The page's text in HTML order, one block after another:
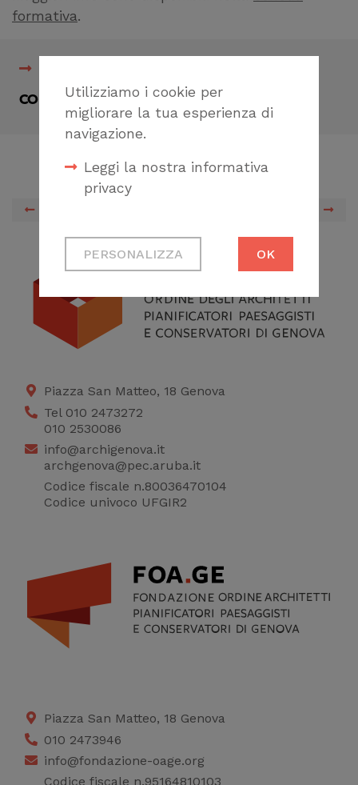
Utilizziamo i cookie per
migliorare la tua esperienza di
navigazione.
Leggi la nostra informativa
privacy
Cookie tecnici
Necessari per
correttamente del
sito
Ci permettono di
raccogliere dati
statistici su di te per
migliorare il servizio
PERSONALIZZA OK
formativa.
CONDIVIDI
Piazza San Matteo, 18 Genova
Tel 010 2473272
010 2530086
info@archigenova.it
archgenova@pec.aruba.it
Codice fiscale n.80036470104
Codice univoco UFGIR2
Piazza San Matteo, 18 Genova
010 2473946
info@fondazione-oage.org
Codice fiscale n.95164810103